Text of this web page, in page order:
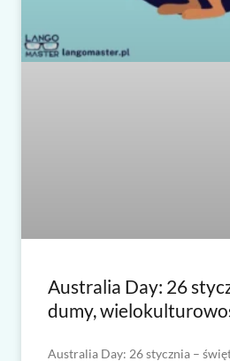
Australia Day: 26
dumy,
Australia Day: 26 stycznia –